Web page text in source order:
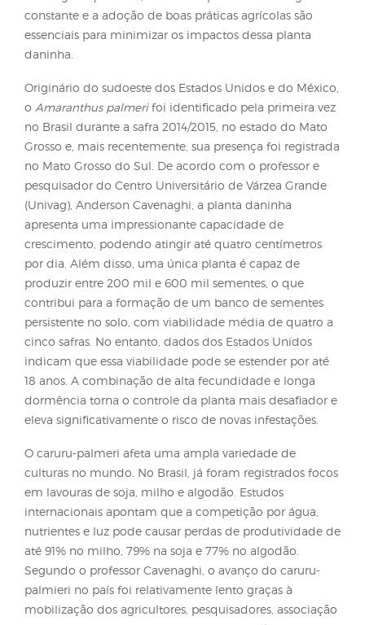
produtividade e aumento de custos no campo
O caruru-palmeri (
resistência a herbicidas, especialmente ao
manejo eficaz requer a integração de diferentes
estratégias: químicas, culturais e preventivas. A
constante e a adoção de boas práticas agrícolas
essenciais para minimizar os impactos dessa
daninha.
Originário do sudoeste dos Estados Unidos e do
Amaranthus palmeri foi identificado pela
no Brasil durante a safra 2014/2015, no estado do
Grosso e, mais recentemente, sua presença foi
no Mato Grosso do Sul. De acordo com o
pesquisador do Centro Universitário de Várzea
(Univag), Anderson Cavenaghi, a planta daninha
apresenta uma impressionante capacidade de
por dia. Além disso, uma única planta é capaz de
produzir entre 200 mil e 600 mil sementes, o que
contribui para a formação de um banco de
persistente no solo, com viabilidade média de
cinco safras. No entanto, dados dos Estados
indicam que essa viabilidade pode se estender
18 anos. A combinação de alta fecundidade e
dormência torna o controle da planta mais